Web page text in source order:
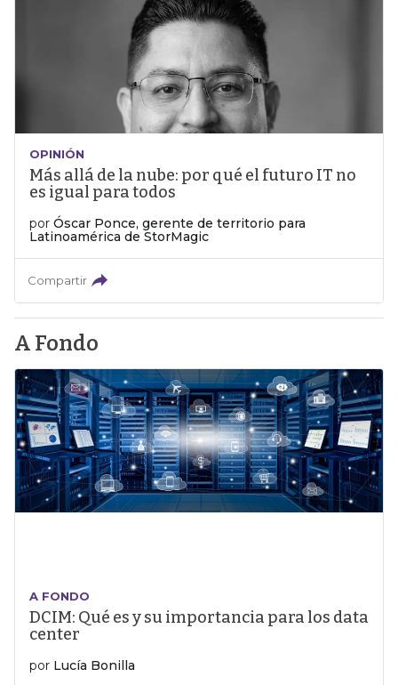
OPINIÓN
Más allá de la nube: por qué el futuro IT no
es igual para todos
por Óscar Ponce, gerente de territorio para
Latinoamérica de StorMagic
Compartir
A Fondo
A FONDO
DCIM: Qué es y su importancia para los data
center
por Lucía Bonilla